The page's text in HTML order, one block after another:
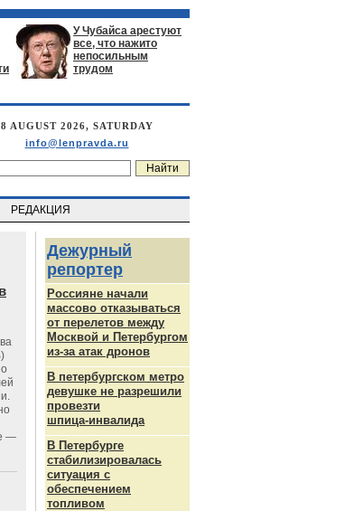
У Чубайса арестуют
все, что нажито
непосильным
трудом
8 AUGUST 2026, SATURDAY
info@lenpravda.ru
РЕДАКЦИЯ
—
Дежурный
репортер
Россияне начали
массово отказываться
от перелетов между
Москвой и Петербургом
из-за атак дронов
В петербургском метро
девушке не разрешили
провезти
шпица‑инвалида
В Петербурге
стабилизировалась
ситуация с
обеспечением
топливом